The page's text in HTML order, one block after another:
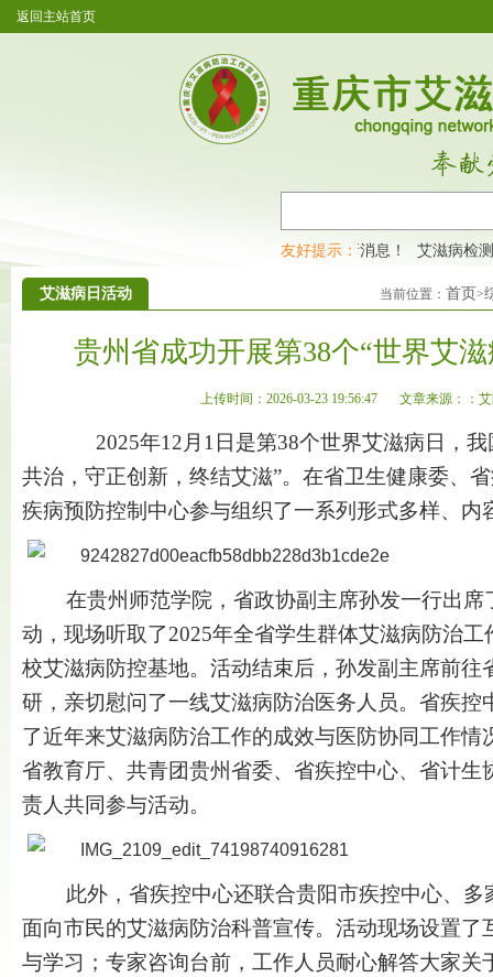
返回主站首页
友好提示：
啦！！！大家快快来围观，及时了解艾滋病最新消息！ 艾滋病检测
艾滋病日活动 当前位置： 首页 >
贵州省成功开展第38个“世界艾
上传时间：2026-03-23 19:56:47 文章来源：：
2025年12月1日是第38个世界艾滋病日，我
共治，守正创新，终结艾滋”。在省卫生健康委、
疾病预防控制中心参与组织了一系列形式多样、内
在贵州师范学院，省政协副主席孙发一行出席
动，现场听取了2025年全省学生群体艾滋病防治
校艾滋病防控基地。活动结束后，孙发副主席前往
研，亲切慰问了一线艾滋病防治医务人员。省疾控
了近年来艾滋病防治工作的成效与医防协同工作
省教育厅、共青团贵州省委、省疾控中心、省计生
责人共同参与活动。
此外，省疾控中心还联合贵阳市疾控中心、多
面向市民的艾滋病防治科普宣传。活动现场设置了
与学习；专家咨询台前，工作人员耐心解答大家关